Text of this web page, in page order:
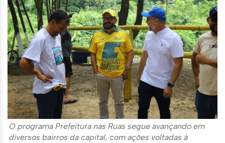
O programa Prefeitura nas Ruas segue avançando em
diversos bairros da capital, com ações voltadas à